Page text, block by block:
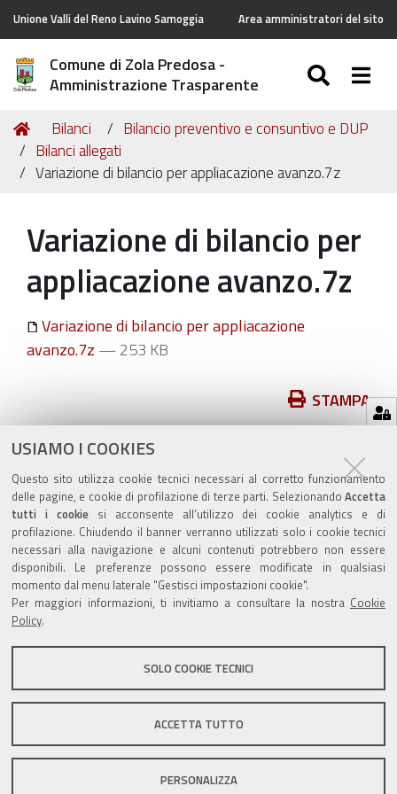
USIAMO I COOKIES
Questo sito utilizza cookie tecnici necessari al corretto funzionamento
delle pagine, e cookie di profilazione di terze parti. Selezionando Accetta
tutti i cookiesi acconsente all’utilizzo dei cookie analytics e di
profilazione. Chiudendo il banner verranno utilizzati solo i cookie tecnici
necessari alla navigazione e alcuni contenuti potrebbero non essere
disponibili. Le preferenze possono essere modificate in qualsiasi
momento dal menu laterale "Gestisci impostazioni cookie".
Per maggiori informazioni, ti invitiamo a consultare la nostra Cookie
Policy.
SOLO COOKIE TECNICI
ACCETTA TUTTO
PERSONALIZZA
Unione Valli del Reno Lavino Samoggia Area amministratori del sito
Comune di Zola Predosa -
Amministrazione Trasparente
Tu
sei
qui:
Home
Bilanci
Bilancio preventivo e consuntivo e DUP
Bilanci allegati
Variazione di bilancio per appliacazione avanzo.7z
Variazione di bilancio per
appliacazione avanzo.7z
Variazione di bilancio per appliacazione
avanzo.7z — 253 KB
sul
documento
STAMPA
ultima modifica
Valuta questo sito
Sito istituzionale Comune di Zola Predosa
Privacy policy|DPO|Accessibilità